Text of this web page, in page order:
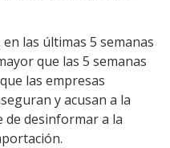
las últimas 5 semanas
que las 5 semanas
las empresas
y acusan a la
de desinformar a la